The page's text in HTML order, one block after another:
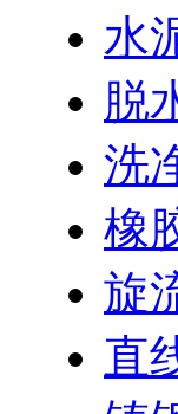
水
脱
洗
橡
旋
直